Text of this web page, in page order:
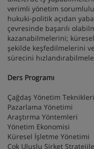
verimli yönetim
hukuki-politik açıdan
çevresinde başarılı
kazanabilmelerini;
şekilde keşfedilmelerini
sürecini
Ders Programı
Çağdaş Yönetim
Pazarlama Yönetimi
Araştırma Yöntemleri
Yönetim Ekonomisi
Küresel İşletme Yönetimi
Çok Uluslu Şirket